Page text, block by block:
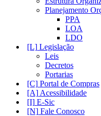
Planejamento
PPA
LOA
LDO
Legislação
Leis
Decretos
Portarias
Portal de Compras
Acessibilidade
E-Sic
Fale Conosco